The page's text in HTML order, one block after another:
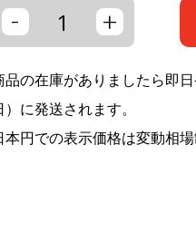
- +
品の在庫がありましたら即
）に発送されます。
本円での表示価格は変動相